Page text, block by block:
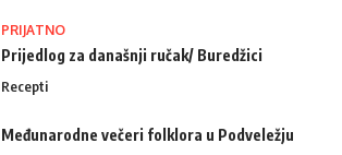
PRIJATNO
Prijedlog za današnji ručak/ Buredžici
Recepti
Međunarodne večeri folklora u Podveležju